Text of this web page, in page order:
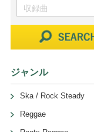
ジャンル
Ska / Rock Steady
Reggae